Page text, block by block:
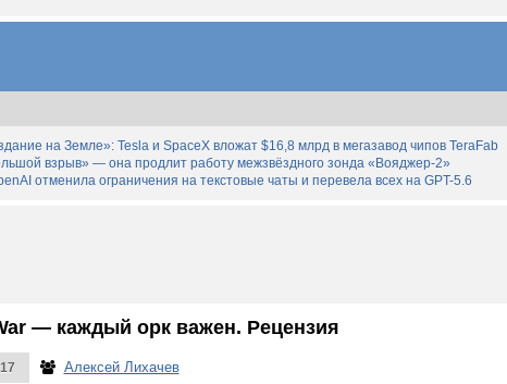
на Земле»: Tesla и SpaceX вложат $16,8 млрд в мегазавод чипов TeraFab
взрыв» — она продлит работу межзвёздного зонда «Вояджер-2»
отменила ограничения на текстовые чаты и перевела всех на GPT-5.6
— каждый орк важен. Рецензия
Алексей Лихачев